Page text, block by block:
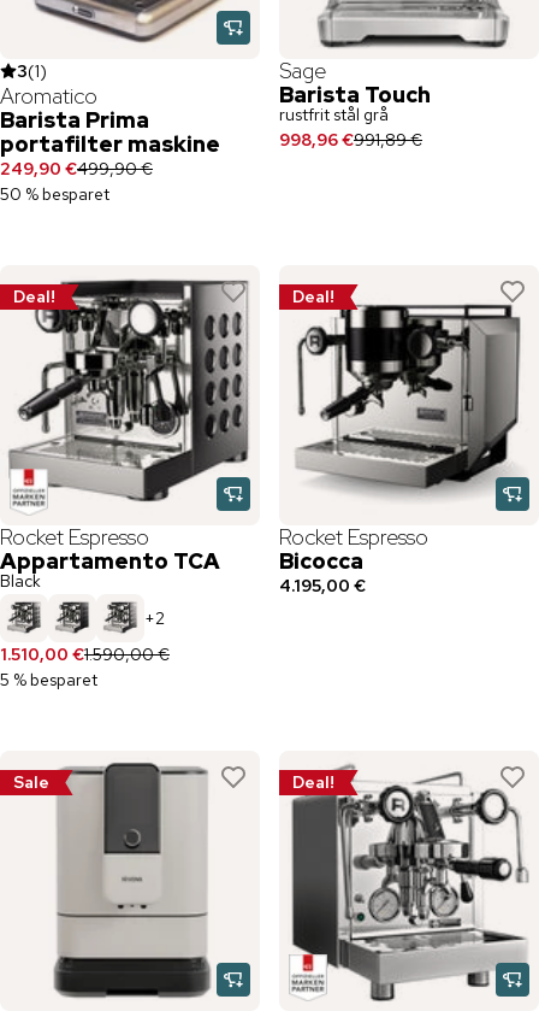
3(1)
Aromatico
Barista Prima
portafilter maskine
249,90 €499,90 €
50 % besparet
Sage
Barista Touch
rustfrit stål grå
998,96 €991,89 €
Deal!
Rocket Espresso
Appartamento TCA
Black
+2
1.510,00 €1.590,00 €
5 % besparet
Deal!
Rocket Espresso
Bicocca
4.195,00 €
Sale Deal!